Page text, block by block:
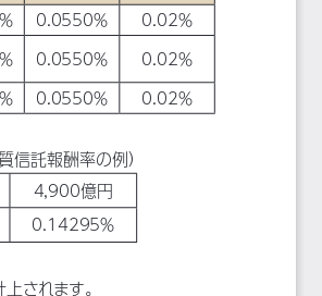
0.0550％
0.02％
0.0550％ 0.02％
0.0550％
0.02％
信託報酬率の例）
4,900億円
0.14295％
されます。